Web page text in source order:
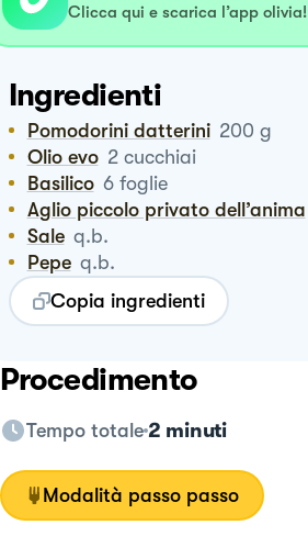
Clicca qui e scarica l’app olivia!
Ingredienti
Pomodorini datterini 200 g
Olio evo 2 cucchiai
Basilico 6 foglie
Aglio piccolo privato dell’anima
Sale q.b.
Pepe q.b.
Copia ingredienti
Procedimento
Tempo totale 2 minuti
Modalità passo passo